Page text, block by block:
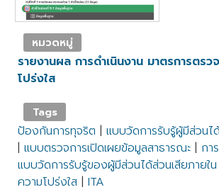
หมวดหมู่
รายงานผล การดำเนินงาน มาตรการตร
โปร่งใส
Tags
ป้องกันการทุจริต | แบบวัดการรับรู้ผู้มีส่วนไ
| แบบตรวจการเปิดเผยข้อมูลสาธารณะ | กา
แบบวัดการรับรู้ของผู้มีส่วนได้ส่วนเสียภายใน
ความโปร่งใส | ITA